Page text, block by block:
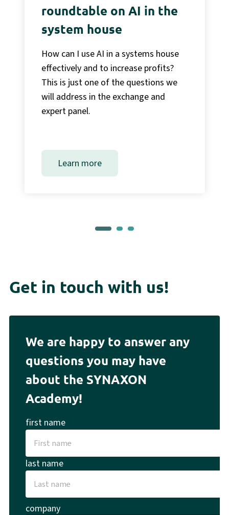
roundtable on AI in the
system house
How can I use AI in a systems house
effectively and to increase profits?
This is just one of the questions we
will address in the exchange and
expert panel.
Learn more
Get in touch with us!
We are happy to answer any
questions you may have
about the SYNAXON
Academy!
first name
last name
company